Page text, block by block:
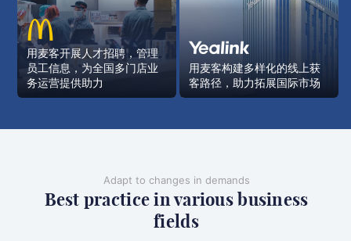
用麦客开展人才招聘，管理
员工信息，为全国多门店业
务运营提供助力
用麦客构建多样化的线上获
客路径，助力拓展国际市场
Adapt to changes in demands
Best practice in various business
fields